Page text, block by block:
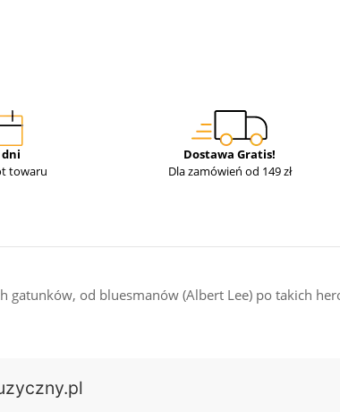
dni
towaru
Dostawa Gratis!
Dla zamówień od 149 zł
od bluesmanów (Albert Lee) po takich